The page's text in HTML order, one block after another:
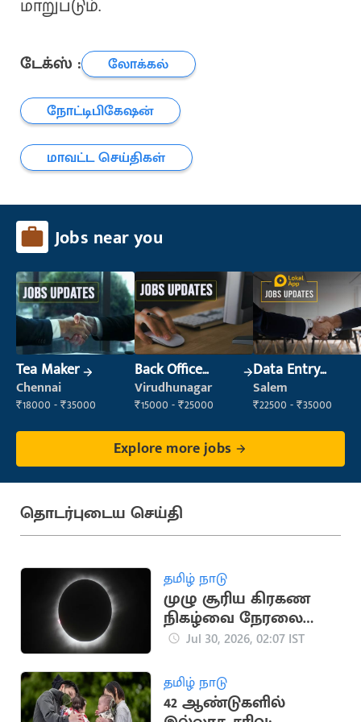
மாறுபடும்.
டேக்ஸ் :
லோக்கல்
நோட்டிபிகேஷன்
மாவட்ட செய்திகள்
Jobs near you
Tea Maker
Chennai
₹18000 - ₹35000
Back Office
Executive
(Administration)
Virudhunagar
₹15000 - ₹25000
Data Entry
Operator
Salem
₹22500 - ₹35000
Explore more jobs
தொடர்புடைய செய்தி
தமிழ் நாடு
முழு சூரிய கிரகண
நிகழ்வை நேரலை
செய்வதாக நாசா
Jul 30, 2026, 02:07 IST
தமிழ் நாடு
42 ஆண்டுகளில்